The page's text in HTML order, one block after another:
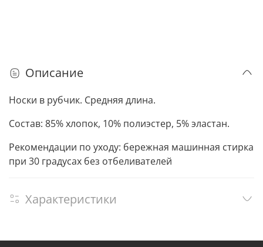
Описание
Носки в рубчик. Средняя длина.
Состав: 85% хлопок, 10% полиэстер, 5% эластан.
Рекомендации по уходу: бережная машинная стирка
при 30 градусах без отбеливателей
Характеристики